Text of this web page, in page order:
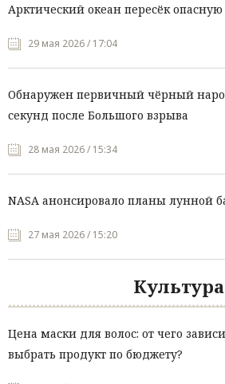
Арктический океан пересёк опасную
29 мая 2026 / 17:04
Обнаружен первичный чёрный
секунд после Большого взрыва
28 мая 2026 / 15:34
NASA анонсировало планы лунной
27 мая 2026 / 15:20
Культура
Цена маски для волос: от чего
выбрать продукт по бюджету?